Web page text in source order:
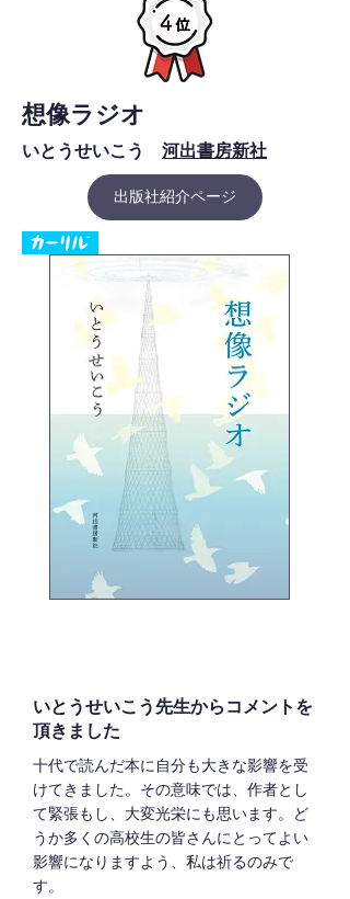
想像ラジオ
いとうせいこう 河出書房新社
出版社紹介ページ
いとうせいこう先生からコメントを
頂きました
十代で読んだ本に自分も大きな影響を受
けてきました。その意味では、作者とし
て緊張もし、大変光栄にも思います。ど
うか多くの高校生の皆さんにとってよい
影響になりますよう、私は祈るのみで
す。